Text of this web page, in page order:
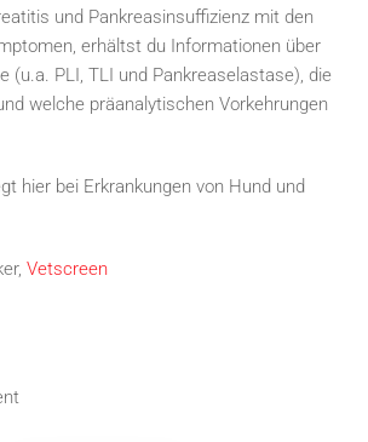
und Pankreasinsuffizienz mit den
erhältst du Informationen über
(u.a. PLI, TLI und Pankreaselastase), die
welche präanalytischen Vorkehrungen
hier bei Erkrankungen von Hund und
Vetscreen